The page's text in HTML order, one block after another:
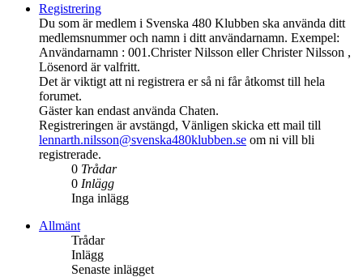
Registrering
Du som är medlem i Svenska 480 Klubben ska använda ditt
medlemsnummer och namn i ditt användarnamn. Exempel:
Användarnamn : 001.Christer Nilsson eller Christer Nilsson ,
Lösenord är valfritt.
Det är viktigt att ni registrera er så ni får åtkomst till hela
forumet.
Gäster kan endast använda Chaten.
Registreringen är avstängd, Vänligen skicka ett mail till
lennarth.nilsson@svenska480klubben.se om ni vill bli
registrerade.
0 Trådar
0 Inlägg
Inga inlägg
Allmänt
Trådar
Inlägg
Senaste inlägget